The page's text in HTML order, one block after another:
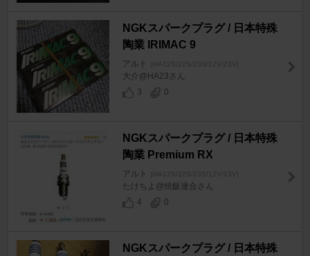
NGKスパークプラグ / 日本特殊
陶業 IRIMAC 9
アルト [HA12S/22S/23S/12V/23V]
大介@HA23さん
3
0
NGKスパークプラグ / 日本特殊
陶業 Premium RX
アルト [HA12S/22S/23S/12V/23V]
たけちよ@焼飯連合さん
4
0
NGKスパークプラグ / 日本特殊